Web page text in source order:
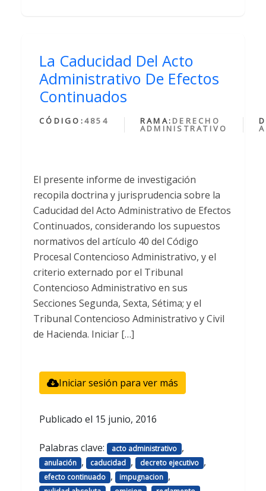
La Caducidad Del Acto
Administrativo De Efectos
Continuados
CÓDIGO:4854 RAMA: DERECHO
ADMINISTRATIVO
El presente informe de investigación
recopila doctrina y jurisprudencia sobre la
Caducidad del Acto Administrativo de Efectos
Continuados, considerando los supuestos
normativos del artículo 40 del Código
Procesal Contencioso Administrativo, y el
criterio externado por el Tribunal
Contencioso Administrativo en sus
Secciones Segunda, Sexta, Sétima; y el
Tribunal Contencioso Administrativo y Civil
de Hacienda. Iniciar […]
Iniciar sesión para ver más
Publicado el 15 junio, 2016
Palabras clave: acto administrativo ,
anulación , caducidad , decreto ejecutivo ,
efecto continuado , impugnacion ,